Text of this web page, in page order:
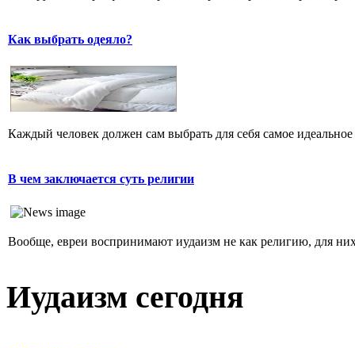
Как выбрать одеяло?
Каждый человек должен сам выбрать для себя самое
В чем заключается суть религии
Вообще, евреи воспринимают иудаизм не как религию, для
Иудаизм сегодня